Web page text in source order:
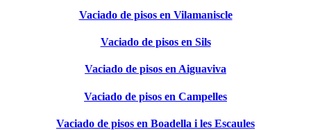
Vaciado de pisos en Vilamaniscle
Vaciado de pisos en Sils
Vaciado de pisos en Aiguaviva
Vaciado de pisos en Campelles
Vaciado de pisos en Boadella i les Escaules